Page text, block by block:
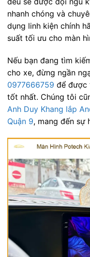
nhanh chóng và
dụng linh kiện chính
suất tối ưu cho màn
Nếu bạn đang tìm
cho xe, đừng ngần
0977666759 để được
tốt nhất. Chúng tôi
Anh Duy Khang lắp
Quận 9, mang đến sự